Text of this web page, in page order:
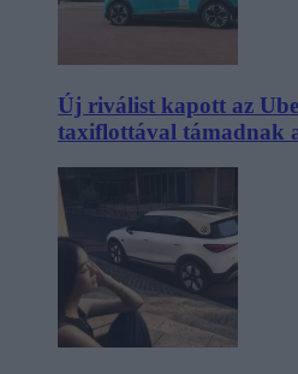
Új riválist kapott az
taxiflottával támadnak